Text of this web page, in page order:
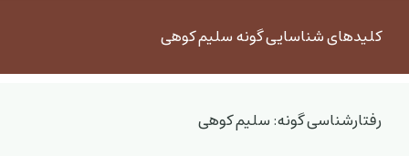
کلیدهای شناسایی گونه سلیم کوهی
رفتارشناسی گونه: سلیم کوهی